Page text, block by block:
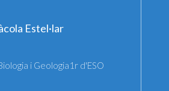
Estel·lar
i Geologia1r d'ESO